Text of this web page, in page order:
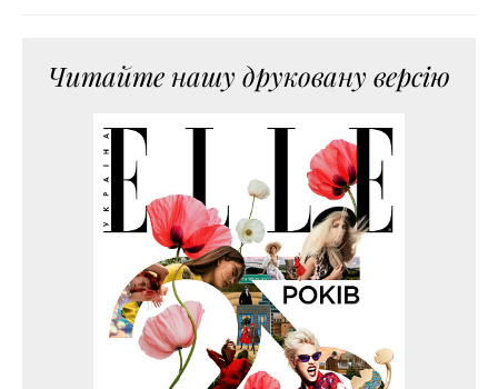
Читайте нашу друковану версію